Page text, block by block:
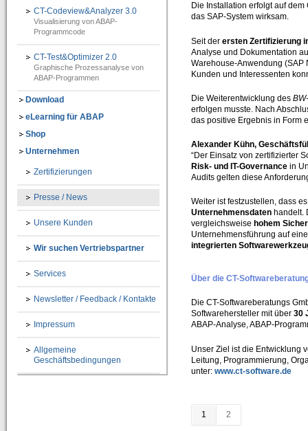
IT-Revision
Software-Assistenten
Kunden-Feedback
SAP®-System Integration
=> Automatic ABAP-Debugging mit Trace-Aufzeichnung
=> Visualisierung von ABAP-Programmcode
CT-Test&Optimizer 2.0
=> Grafisches Add-On zur SAP® ABAP Laufzeitanalyse
=> High-Quality-CBT für die ABAP-Programmierung
Kurs 2: Erweiterung von Sprachumfang und Anwendung
Kurs 3: “Weitere Befehle für effiziente Programmierung”
Kurs 4: “Feldsymbole, SELECT-Klauseln und Listbefehle usw.”
Die Installation erfolgt auf
das SAP-System wirksam.
Seit der ersten Zertifizierung
Analyse und Dokumentation
Warehouse-Anwendung (SAP
Kunden und Interessenten
Die Weiterentwicklung des
erfolgen musste. Nach
das positive Ergebnis in Form
Alexander Kühn,
“Der Einsatz von zertifizierter
Risk- und IT-Governancein
Audits gelten diese
Weiter ist festzustellen, dass
Unternehmensdatenhandelt.
vergleichsweise hohem
Unternehmensführung auf
integrierten
Über die CT-
Die CT-Softwareberatungs
Softwarehersteller mit über 30
ABAP-Analyse, ABAP-
Unser Ziel ist die Entwicklung
Leitung, Programmierung,
unter: www.ct-software.de
1 2
CT-Codeview&Analyzer 3.0
Visualisierung von ABAP-
Programmcode
CT-Test&Optimizer 2.0
Graphische Prozessanalyse von
ABAP-Programmen
Download
eLearning für ABAP
Shop
Unternehmen
Zertifizierungen
Presse / News
Unsere Kunden
Wir suchen Vertriebspartner
Services
Newsletter / Feedback / Kontakte
Impressum
Allgemeine
Geschäftsbedingungen